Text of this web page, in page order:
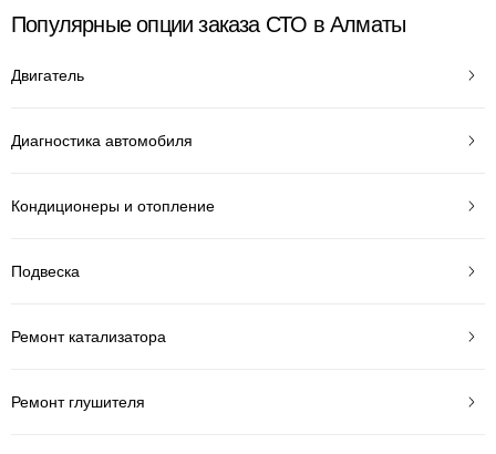
Популярные опции заказа СТО в Алматы
Двигатель
Диагностика автомобиля
Кондиционеры и отопление
Подвеска
Ремонт катализатора
Ремонт глушителя